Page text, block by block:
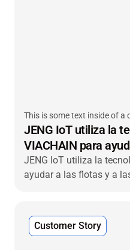
This is some text inside of a
JENG IoT utiliza la
VIACHAIN para
empresas de
la flota
JENG IoT utiliza la
ayudar a las flotas y a
Customer Story